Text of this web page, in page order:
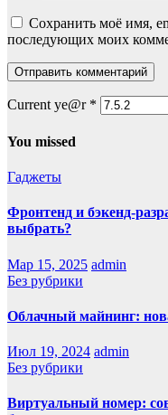
Сохранить моё имя,
последующих моих
Current ye@r *
You missed
Гаджеты
Фронтенд и бэкенд-
выбрать?
Мар 15, 2025 admin
Без рубрики
Облачный майнинг:
Июл 19, 2024 admin
Без рубрики
Виртуальный номер: